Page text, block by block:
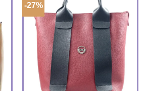
-27%